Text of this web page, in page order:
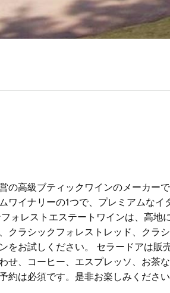
の高級ブティックワインのメーカー
ワイナリーの1つで、プレミアムなイ
ォレストエステートワインは、高地
クラシックフォレストレッド、クラ
をお試しください。 セラードアは販
せ、コーヒー、エスプレッソ、お茶
約は必須です。是非お楽しみください